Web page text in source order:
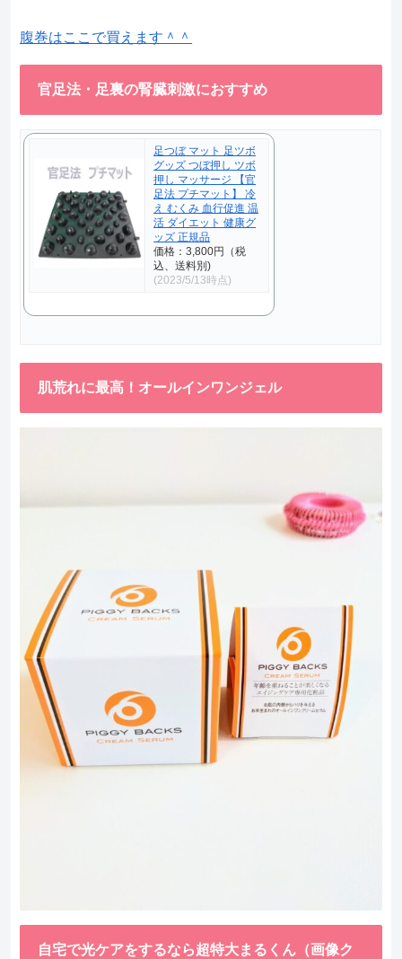
腹巻はここで買えます＾＾
官足法・足裏の腎臓刺激におすすめ
足つぼ マット 足ツボ
グッズ つぼ押し ツボ
押し マッサージ 【官
足法 プチマット】 冷
え むくみ 血行促進 温
活 ダイエット 健康グ
ッズ 正規品
価格：3,800円（税
込、送料別)
(2023/5/13時点)
肌荒れに最高！オールインワンジェル
自宅で光ケアをするなら超特大まるくん（画像ク